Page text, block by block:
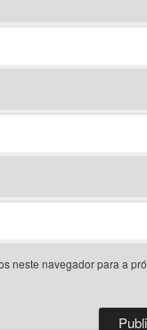
neste navegador para a